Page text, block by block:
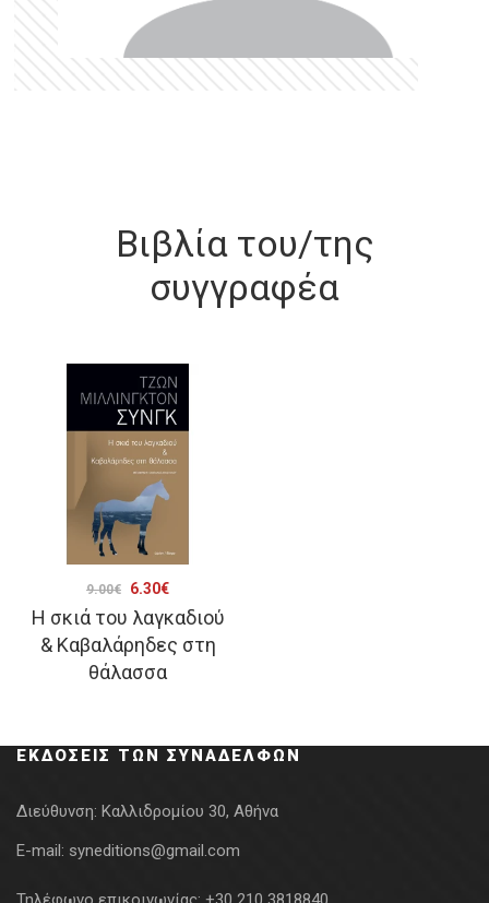
Βιβλία του/της
συγγραφέα
Η σκιά του λαγκαδιού
& Καβαλάρηδες στη
θάλασσα
9.00€
Original
price
was:
9.00€.
6.30€Η
τρέχουσα
τιμή
ΕΚΔΌΣΕΙΣ ΤΩΝ ΣΥΝΑΔΈΛΦΩΝ
Διεύθυνση: Καλλιδρομίου 30, Αθήνα
E-mail: syneditions@gmail.com